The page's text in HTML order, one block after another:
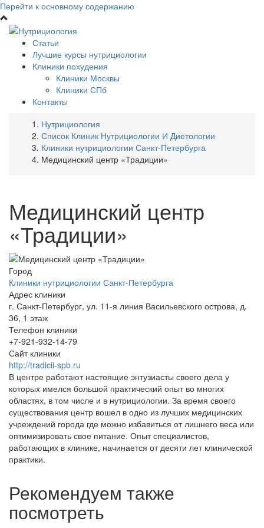
Перейти к основному содержанию
Статьи
Лучшие курсы нутрициологии
Клиники похудения
Клиники Москвы
Клиники СПб
Контакты
Нутрициология
Список Клиник Нутрициологии И Диетологии
Клиники нутрициологии Санкт-Петербурга
Медицинский центр «Традиции»
Медицинский центр
«Традиции»
Город
Клиники нутрициологии Санкт-Петербурга
Адрес клиники
г. Санкт-Петербург, ул. 11-я линия Васильевского острова, д.
36, 1 этаж
Телефон клиники
+7-921-932-14-79
Сайт клиники
http://tradicii-spb.ru
В центре работают настоящие энтузиасты своего дела у
которых имелся большой практический опыт во многих
областях, в том числе и в нутрициологии. За время своего
существования центр вошел в одно из лучших медицинских
учреждений города где можно избавиться от лишнего веса или
оптимизировать свое питание. Опыт специалистов,
работающих в клинике, начинается от десяти лет клинической
практики.
Рекомендуем также
посмотреть